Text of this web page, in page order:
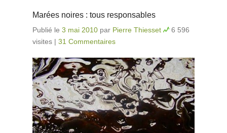
Marées noires : tous responsables
Publié le 3 mai 2010 par Pierre Thiesset
6 596
visites | 31 Commentaires